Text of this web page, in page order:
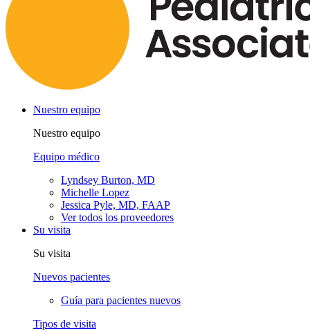
Nuestro equipo
Nuestro equipo
Equipo médico
Lyndsey Burton, MD
Michelle Lopez
Jessica Pyle, MD, FAAP
Ver todos los proveedores
Su visita
Su visita
Nuevos pacientes
Guía para pacientes nuevos
Tipos de visita